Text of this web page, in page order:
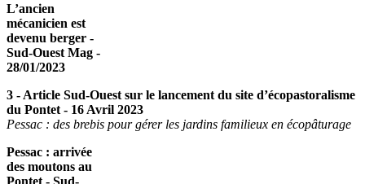
L’ancien
mécanicien est
devenu berger -
Sud-Ouest Mag -
28/01/2023
3 - Article Sud-Ouest sur le lancement du site d’écopastoralisme
du Pontet - 16 Avril 2023
Pessac : des brebis pour gérer les jardins familieux en écopâturage
Pessac : arrivée
des moutons au
Pontet - Sud-